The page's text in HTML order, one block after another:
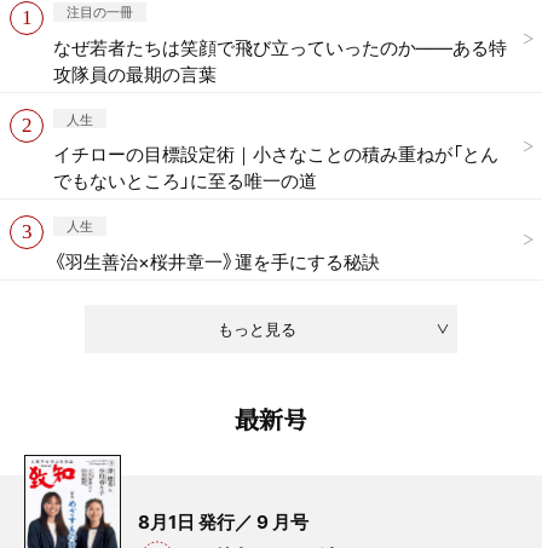
もっと見る
注目の一冊
なぜ若者たちは笑顔で飛び立っていったのか——ある特
攻隊員の最期の言葉
人生
イチローの目標設定術｜小さなことの積み重ねが「とん
でもないところ」に至る唯一の道
人生
《羽生善治×桜井章一》運を手にする秘訣
最新号
8月1日 発行／ 9 月号